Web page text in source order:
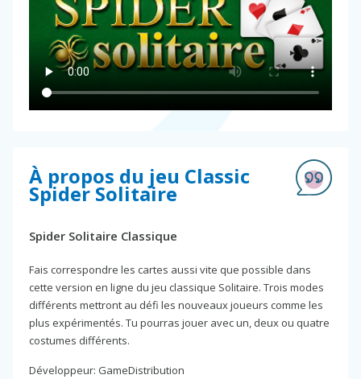
À propos du jeu Classic
Spider Solitaire
Spider Solitaire Classique
Fais correspondre les cartes aussi vite que possible dans
cette version en ligne du jeu classique Solitaire. Trois modes
différents mettront au défi les nouveaux joueurs comme les
plus expérimentés. Tu pourras jouer avec un, deux ou quatre
costumes différents.
Développeur: GameDistribution